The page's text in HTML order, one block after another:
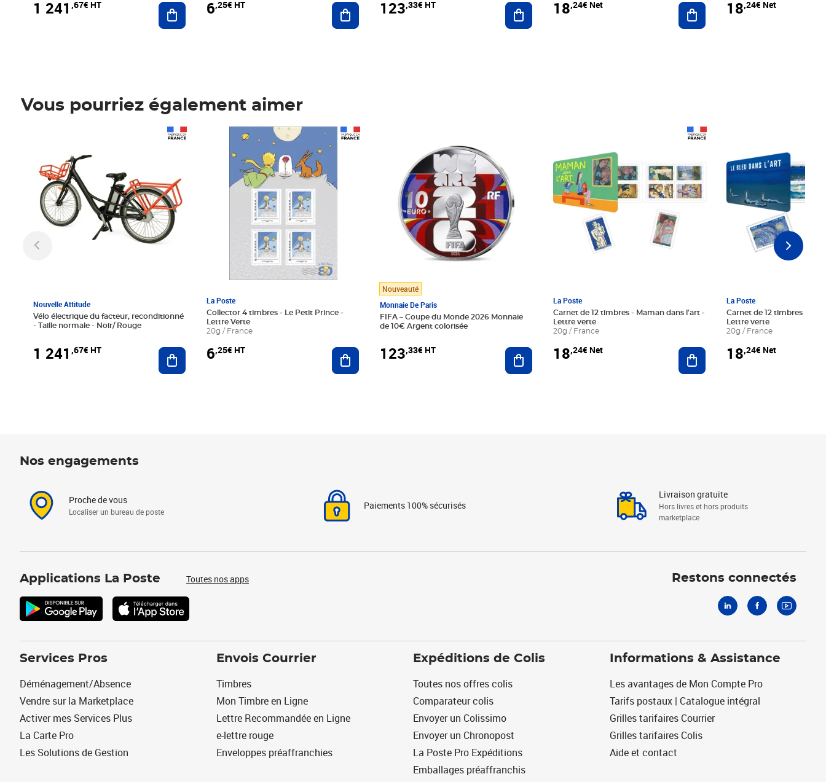
1 241 ,67€ HT Ajouter au panier
6,25€ HT Ajouter au panier
123,33€ HT Ajouter au panier
18,24€ Net Ajouter au panier
18,24€ Net
Vous pourriez également aimer
Nouvelle Attitude
Vélo électrique du facteur, reconditionné
- Taille normale - Noir/ Rouge
1 241 ,67€ HT Ajouter au panier
La Poste
Collector 4 timbres - Le Petit Prince -
Lettre Verte
20g / France
6,25€ HT
Prix 6,25€ HT
Ajouter au panier
Nouveauté
Monnaie De Paris
FIFA – Coupe du Monde 2026 Monnaie
de 10€ Argent colorisée
123,33€ HT Ajouter au panier
La Poste
Carnet de 12 timbres - Maman dans l'art -
Lettre verte
20g / France
18,24€ Net Ajouter au panier
La Poste
Carnet de 12 timbres - Le
Lettre verte
20g / France
18,24€ Net
Nos engagements
Proche de vous
Localiser un bureau de poste
Paiements 100% sécurisés
Livraison gratuite
Hors livres et hors produits
marketplace
Applications La Poste Toutes nos apps Restons connectés
Services Pros
Déménagement/Absence
Vendre sur la Marketplace
Activer mes Services Plus
La Carte Pro
Les Solutions de Gestion
Envois Courrier
Timbres
Mon Timbre en Ligne
Lettre Recommandée en Ligne
e-lettre rouge
Enveloppes préaffranchies
Expéditions de Colis
Toutes nos offres colis
Comparateur colis
Envoyer un Colissimo
Envoyer un Chronopost
La Poste Pro Expéditions
Emballages préaffranchis
Informations & Assistance
Les avantages de Mon Compte Pro
Tarifs postaux | Catalogue intégral
Grilles tarifaires Courrier
Grilles tarifaires Colis
Aide et contact